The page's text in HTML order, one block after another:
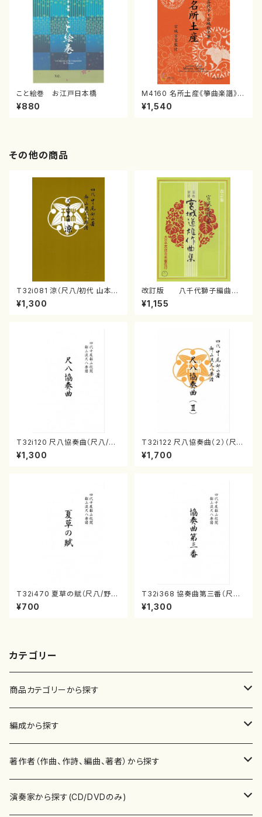
こと絵巻 お江戸日本橋
¥880
M4160 名所土産《箏曲楽譜》
（箏/宮城喜代子・宮城数江著・
宮城宗家監修/箏曲古典楽譜）
¥1,540
その他の商品
T32i081 涼（尺八/初代 山本邦
山/尺八/都山式譜）都山流公刊
楽譜曲番:530
¥1,300
改訂版 八千代獅子編曲
（編曲八千代獅子）(/宮城道
雄/楽譜）
¥1,155
T32i120 尺八協奏曲（尺八/二
代 山本邦山/尺八/都山式譜）都
山流公刊楽譜曲番:569
¥1,300
T32i122 尺八協奏曲（２）（尺
八/二代 山本邦山/尺八/都山式
譜）都山流公刊楽譜曲番:571
¥1,700
T32i470 夏草の賦（尺八/野村
正峰/楽譜）都山流公刊楽譜曲
番:2178
¥700
T32i368 協奏曲第三番（尺八/
唯是震一/楽譜）都山流公刊楽譜
曲番:2073
¥1,300
カテゴリー
商品カテゴリーから探す
楽譜
書籍
書籍
CD・DVD
編成から探す
邦楽器
箏・琴（ソロ）
合唱
著作者（作曲、作詩、編曲、著者）から探す
あ行
演奏家から探す(CD/DVDのみ)